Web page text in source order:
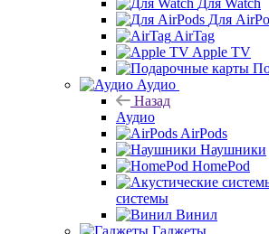
Для Watch
Для
AirTag
Apple TV
Аудио
Назад
Аудио
AirPods
Наушники
HomePod
системы
Винил
Гаджеты